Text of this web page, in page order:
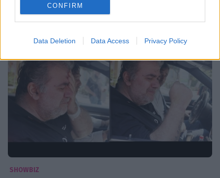
CONFIRM
Data Deletion Data Access Privacy Policy
@03-06-2024
SHOWBIZ